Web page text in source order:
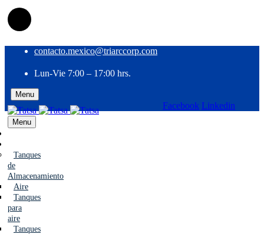
contacto.mexico@triarccorp.com
Lun-Vie 7:00 – 17:00 hrs.
Menu
EN
Facebook Linkedin
Menu
Tanques
de
Almacenamiento
Aire
Tanques
para
aire
Tanques